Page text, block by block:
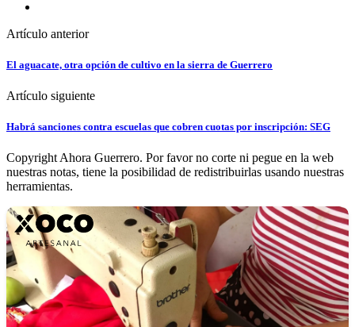
Artículo anterior
El aguacate, otra opción de cultivo en la sierra de Guerrero
Artículo siguiente
Habrá sanciones contra escuelas que cobren cuotas por inscripción: SEG
Copyright Ahora Guerrero. Por favor no corte ni pegue en la web
nuestras notas, tiene la posibilidad de redistribuirlas usando nuestras
herramientas.